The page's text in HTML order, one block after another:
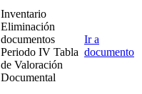
Inventario
Eliminación
documentos
Periodo IV Tabla
de Valoración
Documental
Ir a
documento